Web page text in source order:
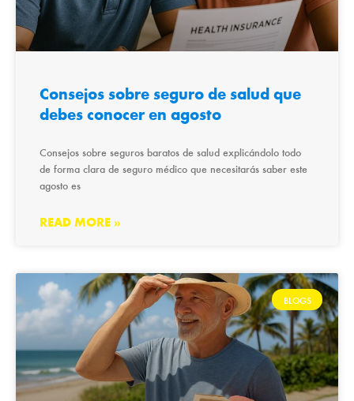
Consejos sobre seguro de salud que
debes conocer en agosto
Consejos sobre seguros baratos de salud explicándolo todo
de forma clara de seguro médico que necesitarás saber este
agosto es
READ MORE »
BLOGS